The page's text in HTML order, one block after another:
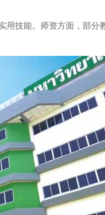
技能。师资方面，部